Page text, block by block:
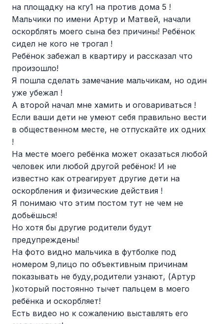
на площадку на кгу1 на против дома 5 !
Мальчики по имени Артур и Матвей, начали
оскорблять моего сына без причины! Ребёнок
сидел не кого не трогал !
Ребёнок забежал в квартиру и рассказал что
произошло!
Я пошла сделать замечание мальчикам, но один
уже убежал !
А второй начал мне хамить и оговариваться !
Если ваши дети не умеют себя правильно вести
в общественном месте, не отпускайте их одних
!
На месте моего ребёнка может оказаться любой
человек или любой другой ребёнок! И не
известно как отреагирует другие дети на
оскорбления и физические действия !
Я понимаю что этим постом тут не чем не
добьёшься!
Но хотя бы другие родители будут
предупреждены!
На фото видно мальчика в футболке под
номером 9,лицо по объективным причинам
показывать не буду,родители узнают, (Артур
)который постоянно тычет пальцем в моего
ребёнка и оскорбляет!
Есть видео но к сожалению выставлять его